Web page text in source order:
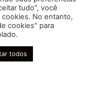
Tributária
tudo”, você
No entanto,
cookies" para
todos
novos ajustes
publicadas!
notas
eventos,
ajuda?